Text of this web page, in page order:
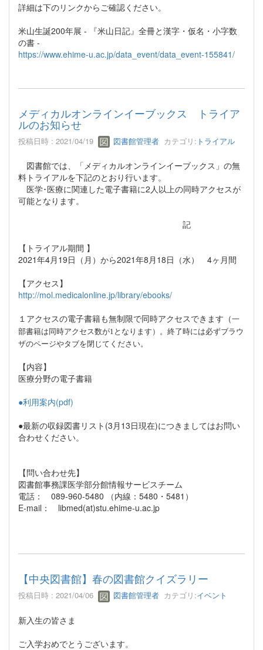
詳細は下のリンクからご確認ください。
米山生誕200年展 - 『米山日記』全冊と漢字・仮名・小字数
の書 -
https://www.ehime-u.ac.jp/data_event/data_event-155841/
メディカルオンラインイーブックス トライア
ルのお知らせ
投稿日時 : 2021/04/19 図書館管理者 カテゴリ: トライアル
図書館では、「メディカルオンラインイーブックス」の無
料トライアルを下記のとおり行います。
医学･医療に関連した電子書籍に2人以上の同時アクセスが
可能となります。
記
【トライアル期間 】
2021年4月19日（月）から2021年8月18日（水） 4ヶ月間
【アクセス】
http://mol.medicalonline.jp/library/ebooks/
１アクセスの電子書籍も無制限で同時アクセスできます（一
部書籍は同時アクセス数が1となります ）。終了時には必ずブラウ
ザのページやタブを閉じてください。
【内容】
医療分野の電子書籍
●利用案内(pdf)
●最新の収録図書リスト(3月13日現在)につきましてはお問い
合わせください。
【問い合わせ先】
図書館事務課医学部分館情報サービスチーム
電話： 089-960-5480 （内線：5480・5481）
E-mail： libmed(at)stu.ehime-u.ac.jp
【中央図書館】春の図書館クイズラリー
投稿日時 : 2021/04/06 図書館管理者 カテゴリ:イベント
新入生の皆さま
ご入学おめでとうございます。